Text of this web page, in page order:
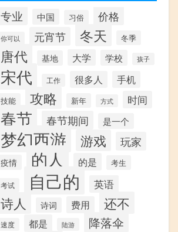
专业 中国 习俗 价格
你可以 元宵节 冬天 冬季
唐代 基地 大学 学校 孩子
宋代 工作 很多人 手机
技能 攻略 新年 方式 时间
春节 春节期间 是一个
梦幻西游 游戏 玩家
疫情 的人 的是 考生
考试 自己的 英语
诗人 诗词 费用 还不
速度 都是 陆游 降落伞